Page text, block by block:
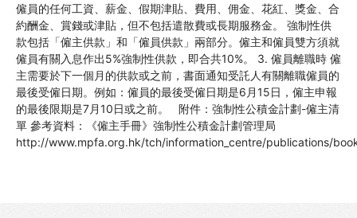
僱員的任何工資、薪金、假期津貼、費用、佣金、花紅、獎金、合
約酬金、賞錢或津貼，但不包括遣散費或長期服務金。 強制性供
款包括「僱主供款」和「僱員供款」兩部分。僱主和僱員雙方須就
僱員有關入息作出5%強制性供款，即合共10%。 3. 僱員離職時 僱
主需要於下一個月的供款或之前，書面通知受託人有關離職僱員的
最後受僱日期。例如：僱員的最後受僱日期是6月15日，僱主申報
的最後限期是7月10日或之前。 附件：強制性公積金計劃-僱主清
單 參考資料：《僱主手冊》強制性公積金計劃管理局
http://www.mpfa.org.hk/tch/information_centre/publications/